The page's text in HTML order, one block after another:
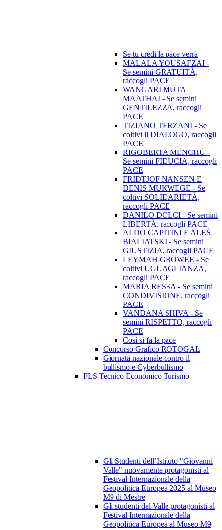
Se tu credi la pace verrà
MALALA YOUSAFZAI -
Se semini GRATUITÀ,
raccogli PACE
WANGARI MUTA
MAATHAI - Se semini
GENTILEZZA, raccogli
PACE
TIZIANO TERZANI - Se
coltivi il DIALOGO, raccogli
PACE
RIGOBERTA MENCHÙ -
Se semini FIDUCIA, raccogli
PACE
FRIDTJOF NANSEN E
DENIS MUKWEGE - Se
coltivi SOLIDARIETÀ,
raccogli PACE
DANILO DOLCI - Se semini
LIBERTÀ, raccogli PACE
ALDO CAPITINI E ALEŚ
BIALIATSKI - Se semini
GIUSTIZIA, raccogli PACE
LEYMAH GBOWEE - Se
coltivi UGUAGLIANZA,
raccogli PACE
MARIA RESSA - Se semini
CONDIVISIONE, raccogli
PACE
VANDANA SHIVA - Se
semini RISPETTO, raccogli
PACE
Così si fa la pace
Concorso Grafico ROTOGAL
Giornata nazionale contro il
bullismo e Cyberbullismo
FLS Tecnico Economico Turismo
Gli Studenti dell’Istituto "Giovanni
Valle" nuovamente protagonisti al
Festival Internazionale della
Geopolitica Europea 2025 al Museo
M9 di Mestre
Gli studenti del Valle protagonisti al
Festival Internazionale della
Geopolitica Europea al Museo M9